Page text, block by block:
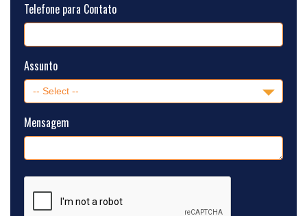
Telefone para Contato
Assunto
Mensagem